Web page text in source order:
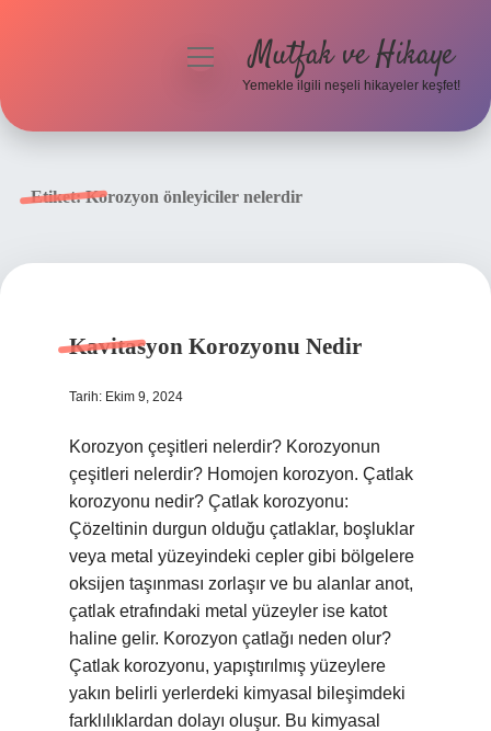
menüyüMutfak ve Hikaye
Yemekle ilgili neşeli hikayeler keşfet!
Etiket:Korozyon önleyiciler nelerdir
Kavitasyon Korozyonu Nedir
Tarih: Ekim 9, 2024
Korozyon çeşitleri nelerdir? Korozyonun
çeşitleri nelerdir? Homojen korozyon. Çatlak
korozyonu nedir? Çatlak korozyonu:
Çözeltinin durgun olduğu çatlaklar, boşluklar
veya metal yüzeyindeki cepler gibi bölgelere
oksijen taşınması zorlaşır ve bu alanlar anot,
çatlak etrafındaki metal yüzeyler ise katot
haline gelir. Korozyon çatlağı neden olur?
Çatlak korozyonu, yapıştırılmış yüzeylere
yakın belirli yerlerdeki kimyasal bileşimdeki
farklılıklardan dolayı oluşur. Bu kimyasal